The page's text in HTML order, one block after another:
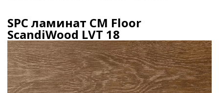
SPC ламинат CM Floor
ScandiWood LVT 18